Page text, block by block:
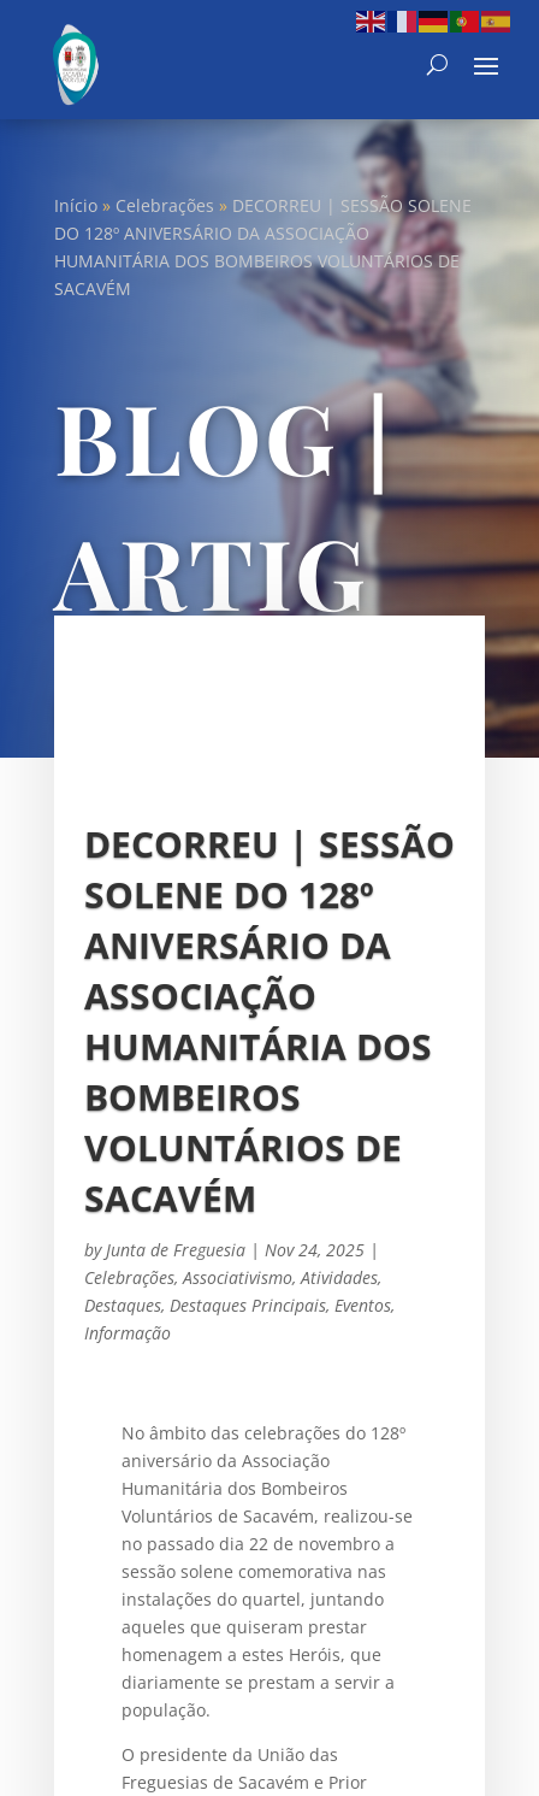
Início» Celebrações » DECORREU | SESSÃO SOLENE
DO 128º ANIVERSÁRIO DA ASSOCIAÇÃO
HUMANITÁRIA DOS BOMBEIROS VOLUNTÁRIOS DE
SACAVÉM
BLOG |
ARTIG
DECORREU | SESSÃO
SOLENE DO 128º
ANIVERSÁRIO DA
ASSOCIAÇÃO
HUMANITÁRIA DOS
BOMBEIROS
VOLUNTÁRIOS DE
SACAVÉM
by Junta de Freguesia| Nov 24, 2025|
Celebrações, Associativismo, Atividades,
Destaques, Destaques Principais, Eventos,
Informação
No âmbito das celebrações do 128º
aniversário da Associação
Humanitária dos Bombeiros
Voluntários de Sacavém, realizou-se
no passado dia 22 de novembro a
sessão solene comemorativa nas
instalações do quartel, juntando
aqueles que quiseram prestar
homenagem a estes Heróis, que
diariamente se prestam a servir a
população.
O presidente da União das
Freguesias de Sacavém e Prior